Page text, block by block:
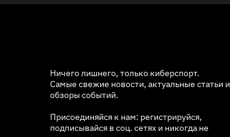
Ничего лишнего, только киберспорт.
Самые свежие новости, актуальные статьи и
обзоры событий.
Присоединяйся к нам: регистрируйся,
подписывайся в соц. сетях и никогда не